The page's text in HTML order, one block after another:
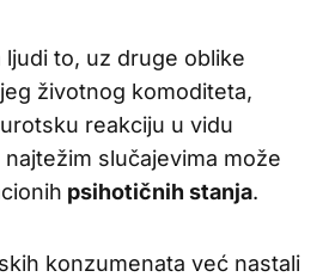
ljudi to, uz druge oblike
životnog komoditeta,
reakciju u vidu
slučajevima može
psihotičnih stanja.
konzumenata već nastali